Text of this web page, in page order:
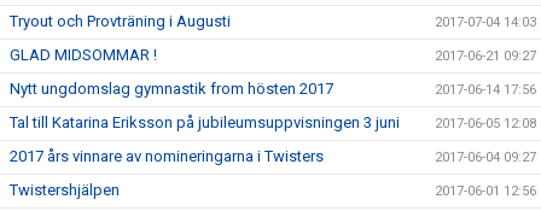
Tryout och Provträning i Augusti 2017-07-04 14:03
GLAD MIDSOMMAR ! 2017-06-21 09:27
Nytt ungdomslag gymnastik from hösten 2017 2017-06-14 17:56
Tal till Katarina Eriksson på jubileumsuppvisningen 3 juni 2017-06-05 12:08
2017 års vinnare av nomineringarna i Twisters 2017-06-04 09:27
Twistershjälpen 2017-06-01 12:56